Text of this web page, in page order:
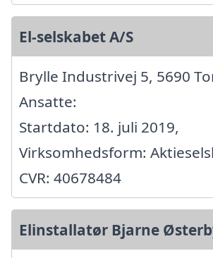
El-selskabet A/S
Brylle Industrivej 5, 5690
Ansatte:
Startdato: 18. juli 2019,
Virksomhedsform:
CVR: 40678484
Elinstallatør Bjarne